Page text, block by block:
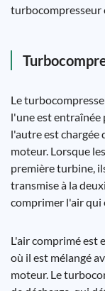
turbocompresseur
Le
l'une est entraînée
l'autre est chargée
moteur. Lorsque
première turbine,
transmise à la
comprimer l'air qui
L'air comprimé est
où il est mélangé
moteur. Le